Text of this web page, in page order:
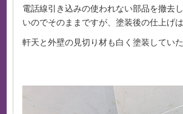
電話線引き込みの使われない部品を撤去
いのでそのままですが、塗装後の仕上げ
軒天と外壁の見切り材も白く塗装してい